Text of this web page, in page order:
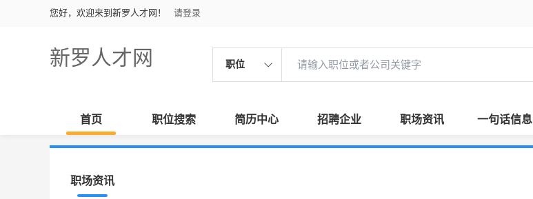
您好，欢迎来到新罗人才网！ 请登录
新罗人才网 职位
首页 职位搜索 简历中心 招聘企业 职场资讯 一句话信息
职场资讯